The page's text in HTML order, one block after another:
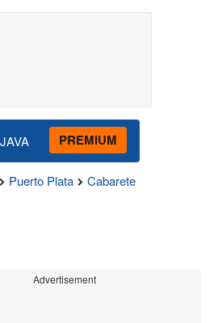
PREMIUM
Puerto Plata Cabarete
Advertisement